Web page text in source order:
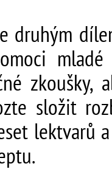
druhým
zkoušky,
složit
lektvarů